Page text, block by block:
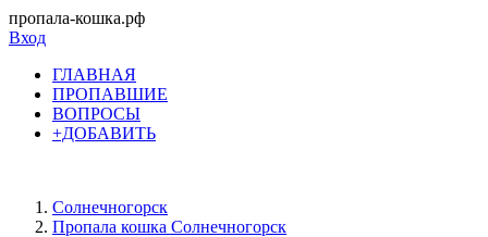
пропала-кошка.рф
Вход
ГЛАВНАЯ
ПРОПАВШИЕ
ВОПРОСЫ
+ДОБАВИТЬ
Солнечногорск
Пропала кошка Солнечногорск